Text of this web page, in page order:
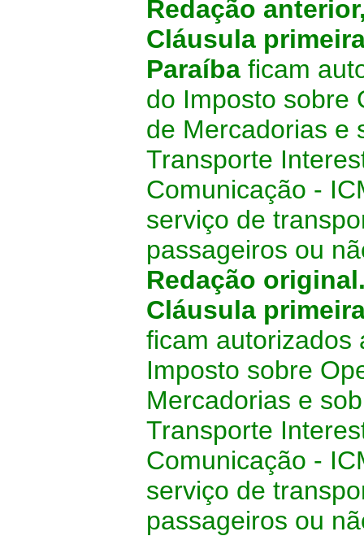
Redação
Cláusula
Paraíba ficam
do Imposto sobre
de Mercadorias e
Transporte
Comunicação -
serviço de
passageiros ou
Redação
Cláusula
ficam autorizados
Imposto sobre
Mercadorias e
Transporte
Comunicação -
serviço de
passageiros ou